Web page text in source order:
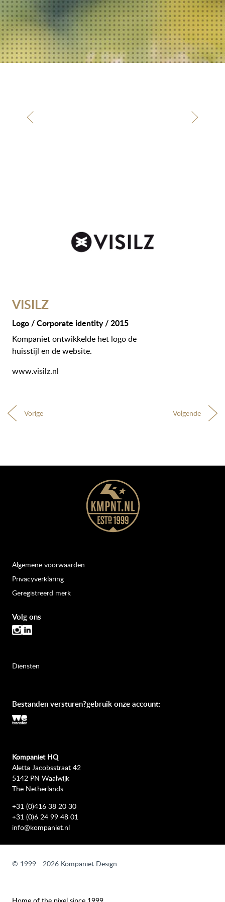
VISILZ
Logo / Corporate identity / 2015
Kompaniet ontwikkelde het logo de
huisstijl en de website.
www.visilz.nl
Vorige Volgende
Algemene voorwaarden
Privacyverklaring
Geregistreerd merk
Volg ons
Diensten
Bestanden versturen?gebruik onze account:
Kompaniet HQ
Aletta Jacobsstraat 42
5142 PN Waalwijk
The Netherlands
+31 (0)416 38 20 30
+31 (0)6 24 99 48 01
info@kompaniet.nl
© 1999 - 2026 Kompaniet Design